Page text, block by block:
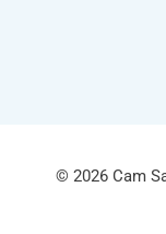
© 2026 Cam